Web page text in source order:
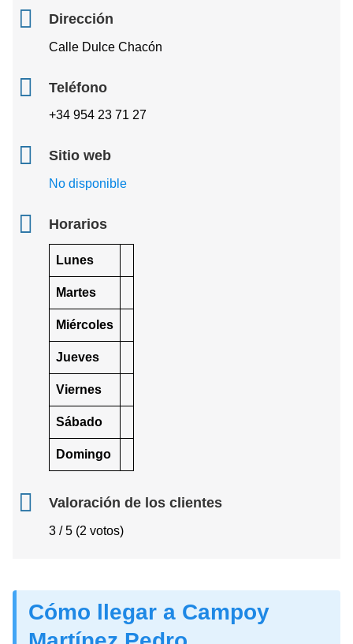
Dirección
Calle Dulce Chacón
Teléfono
+34 954 23 71 27
Sitio web
No disponible
Horarios
Lunes
Martes
Miércoles
Jueves
Viernes
Sábado
Domingo
Valoración de los clientes
3 / 5 (2 votos)
Cómo llegar a Campoy